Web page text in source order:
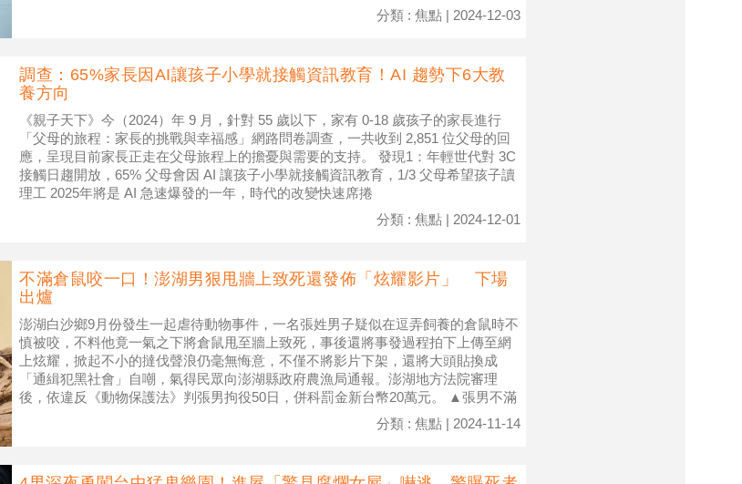
分類 : 焦點 | 2024-12-03
調查：65%家長因AI讓孩子小學就接觸資訊教育！AI 趨勢下6大教
養方向
《親子天下》今（2024）年 9 月，針對 55 歲以下，家有 0-18 歲孩子的家長進行
「父母的旅程：家長的挑戰與幸福感」網路問卷調查，一共收到 2,851 位父母的回
應，呈現目前家長正走在父母旅程上的擔憂與需要的支持。 發現1：年輕世代對 3C
接觸日趨開放，65% 父母會因 AI 讓孩子小學就接觸資訊教育，1/3 父母希望孩子讀
理工 2025年將是 AI 急速爆發的一年，時代的改變快速席捲
分類 : 焦點 | 2024-12-01
不滿倉鼠咬一口！澎湖男狠甩牆上致死還發佈「炫耀影片」 下場
出爐
澎湖白沙鄉9月份發生一起虐待動物事件，一名張姓男子疑似在逗弄飼養的倉鼠時不
慎被咬，不料他竟一氣之下將倉鼠甩至牆上致死，事後還將事發過程拍下上傳至網
上炫耀，掀起不小的撻伐聲浪仍毫無悔意，不僅不將影片下架，還將大頭貼換成
「通緝犯黑社會」自嘲，氣得民眾向澎湖縣政府農漁局通報。澎湖地方法院審理
後，依違反《動物保護法》判張男拘役50日，併科罰金新台幣20萬元。 ▲張男不滿
分類 : 焦點 | 2024-11-14